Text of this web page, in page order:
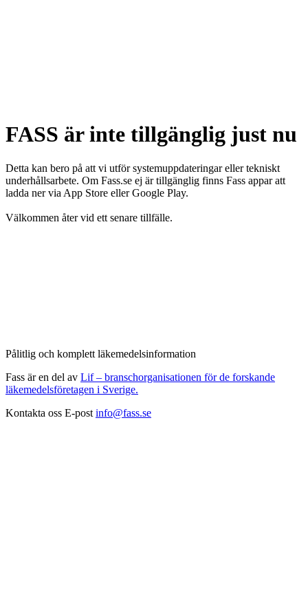
FASS är inte tillgänglig just nu
Detta kan bero på att vi utför systemuppdateringar eller tekniskt
underhållsarbete. Om Fass.se ej är tillgänglig finns Fass appar att
ladda ner via App Store eller Google Play.
Välkommen åter vid ett senare tillfälle.
Pålitlig och komplett läkemedelsinformation
Fass är en del av Lif – branschorganisationen för de forskande
läkemedelsföretagen i Sverige.
Kontakta oss E-post info@fass.se